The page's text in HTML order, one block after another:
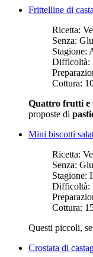
Frittelline di
Ricetta:
Senza:
Stagione:
Difficoltà:
Cottura:
Quattro frutti e
proposte di
Mini biscotti
Ricetta:
Senza:
Stagione:
Difficoltà:
Cottura:
Questi piccoli,
Crostata di